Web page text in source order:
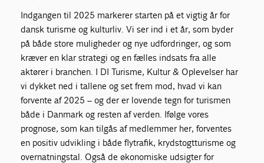
Indgangen til 2025 markerer starten på et vigtig år for
dansk turisme og kulturliv. Vi ser ind i et år, som byder
på både store muligheder og nye udfordringer, og som
kræver en klar strategi og en fælles indsats fra alle
aktører i branchen. I DI Turisme, Kultur & Oplevelser har
vi dykket ned i tallene og set frem mod, hvad vi kan
forvente af 2025 – og der er lovende tegn for turismen
både i Danmark og resten af verden. Ifølge vores
prognose, som kan tilgås af medlemmer her, forventes
en positiv udvikling i både flytrafik, krydstogtturisme og
overnatningstal. Også de økonomiske udsigter for